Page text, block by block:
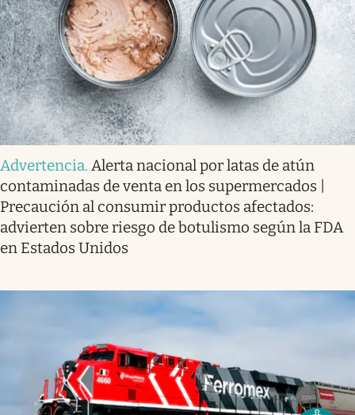
Advertencia. Alerta nacional por latas de atún
contaminadas de venta en los supermercados |
Precaución al consumir productos afectados:
advierten sobre riesgo de botulismo según la FDA
en Estados Unidos